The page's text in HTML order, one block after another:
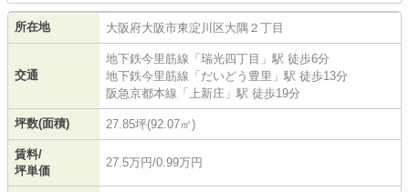
所在地 大阪府大阪市東淀川区大隅 ２丁目
交通
地下鉄今里筋線 「 瑞光四丁目 」駅 徒歩6分
地下鉄今里筋線 「 だいどう豊里 」駅 徒歩13分
阪急京都本線 「 上新庄 」駅 徒歩19分
坪数(面積) 27.85坪(92.07㎡)
賃料/
坪単価
27.5万円/0.99万円